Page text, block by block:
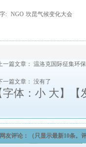
: NGO 坎昆气候变化大会
一篇文章： 温洛克国际征集环
一篇文章： 没有了
字体： 小 大】【
网友评论： （只显示最新10条